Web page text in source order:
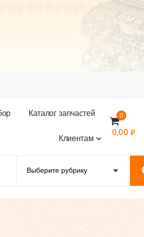
ор Каталогзапчастей
Клиентам
0
0,00 ₽